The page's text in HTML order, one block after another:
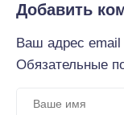
Добавить
Ваш адрес email
Обязательные